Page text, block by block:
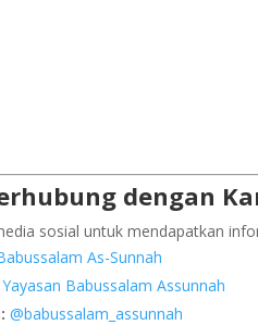
dengan
sosial untuk mendapatkan
As-Sunnah
Yayasan Babussalam Assunnah
@babussalam_assunnah